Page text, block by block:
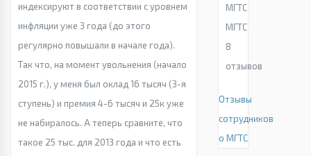
индексируют в соответствии с уровнем
инфляции уже 3 года (до этого
регулярно повышали в начале года).
Так что, на момент увольнения (начало
2015 г.), у меня был оклад 16 тысяч (3-я
ступень) и премия 4-6 тысяч и 25к уже
не набиралось. А теперь сравните, что
такое 25 тыс. для 2013 года и что есть
МГТС
8
отзывов
Отзывы
сотрудников
о МГТС